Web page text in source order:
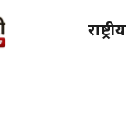
राष्ट्रीय